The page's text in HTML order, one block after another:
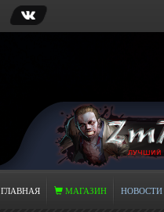
ГЛАВНАЯ МАГАЗИН НОВОСТИ